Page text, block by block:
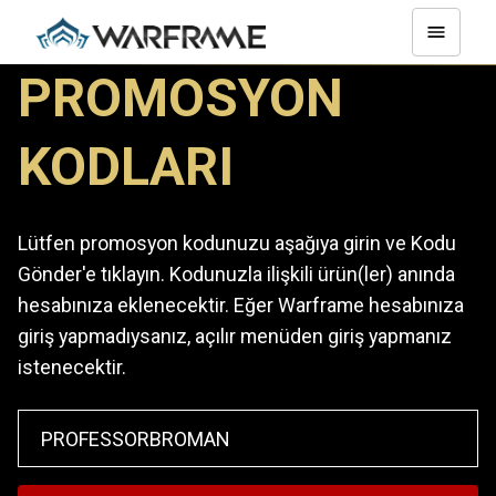
PROMOSYON
KODLARI
Lütfen promosyon kodunuzu aşağıya girin ve Kodu
Gönder'e tıklayın. Kodunuzla ilişkili ürün(ler) anında
hesabınıza eklenecektir. Eğer Warframe hesabınıza
giriş yapmadıysanız, açılır menüden giriş yapmanız
istenecektir.